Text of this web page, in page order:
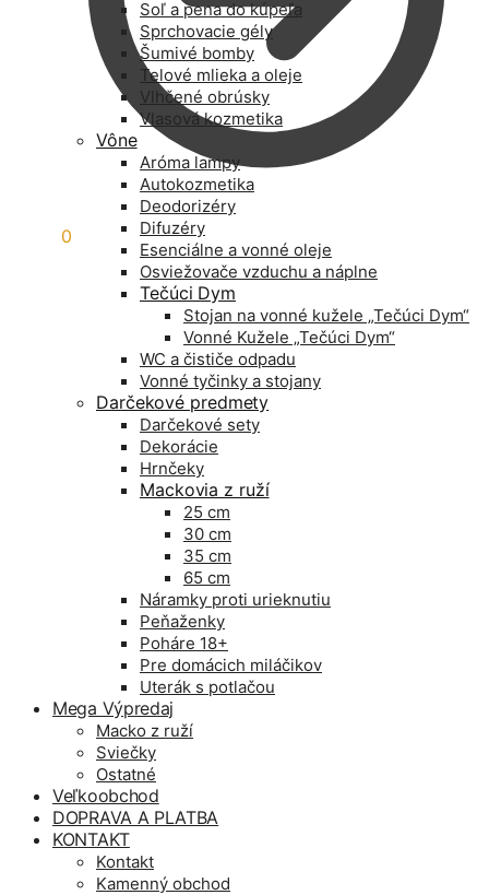
0
Soľ a pena do kúpeľa
Sprchovacie gély
Šumivé bomby
Telové mlieka a oleje
Vlhčené obrúsky
Vlasová kozmetika
Vône
Aróma lampy
Autokozmetika
Deodorizéry
Difuzéry
Esenciálne a vonné oleje
Osviežovače vzduchu a náplne
Tečúci Dym
Stojan na vonné kužele „Tečúci Dym“
Vonné Kužele „Tečúci Dym“
WC a čističe odpadu
Vonné tyčinky a stojany
Darčekové predmety
Darčekové sety
Dekorácie
Hrnčeky
Mackovia z ruží
25 cm
30 cm
35 cm
65 cm
Náramky proti urieknutiu
Peňaženky
Poháre 18+
Pre domácich miláčikov
Uterák s potlačou
Mega Výpredaj
Macko z ruží
Sviečky
Ostatné
Veľkoobchod
DOPRAVA A PLATBA
KONTAKT
Kontakt
Kamenný obchod